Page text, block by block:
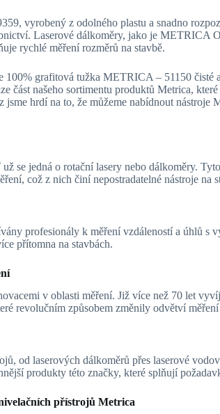
vyrobený z odolného plastu a snadno
Laserové dálkoměry, jako je METRICA
rychlé měření rozměrů na stavbě.
100% grafitová tužka METRICA – 51150 čisté
část našeho sortimentu produktů Metrica,
jsme hrdí na to, že můžeme nabídnout nástroje
se jedná o rotační lasery nebo dálkoměry.
což z nich činí nepostradatelné nástroje na
profesionály k měření vzdáleností a úhlů s
přítomna na stavbách.
v oblasti měření. Již více než 70 let
revolučním způsobem změnily odvětví
od laserových dálkoměrů přes laserové
produkty této značky, které splňují
přístrojů Metrica